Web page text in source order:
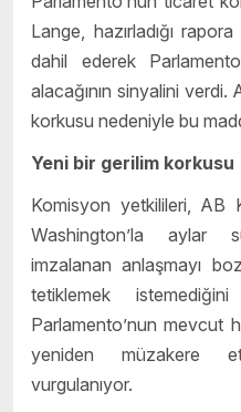
Lange, hazırladığı
dahil ederek
alacağının sinyalini verdi.
korkusu nedeniyle bu
Yeni bir gerilim korkusu
Komisyon yetkilileri, AB
Washington’la aylar
imzalanan anlaşmayı
tetiklemek
Parlamento’nun mevcut
yeniden müzakere
vurgulanıyor.